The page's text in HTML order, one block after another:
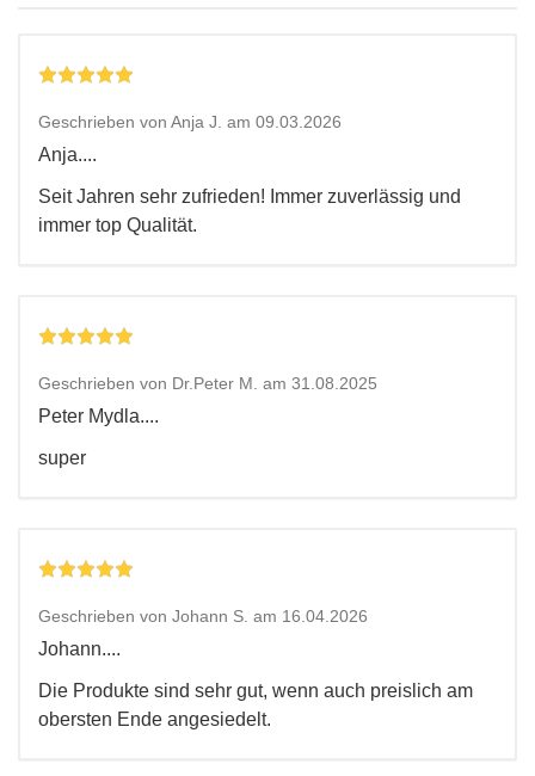
Geschrieben von Anja J. am 09.03.2026
Anja....
Seit Jahren sehr zufrieden! Immer zuverlässig und
immer top Qualität.
Geschrieben von Dr.Peter M. am 31.08.2025
Peter Mydla....
super
Geschrieben von Johann S. am 16.04.2026
Johann....
Die Produkte sind sehr gut, wenn auch preislich am
obersten Ende angesiedelt.